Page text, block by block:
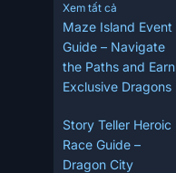
Xem tất cả
Maze Island Event
Guide – Navigate
the Paths and Earn
Exclusive Dragons
Story Teller Heroic
Race Guide –
Dragon City